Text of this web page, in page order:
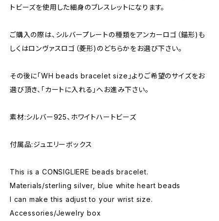
トビーズを使用した細身のブレスレットになります。
ご購入の際は、シルバープレートの種類をアンカーロゴ（錨形)も
しくはロンヴァスロゴ（菱形)のどちらかをお選び下さい。
その後に「WH beads bracelet size」よりご希望のサイズをお
選び頂き、「カートに入れる」へお進み下さい。
素材:シルバー925、ホワイトハートビーズ
付属品:ジュエリーボックス
This is a CONSIGLIERE beads bracelet.
Materials/sterling silver, blue white heart beads
I can make this adjust to your wrist size.
Accessories/Jewelry box